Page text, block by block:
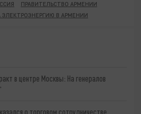
ПРАВИТЕЛЬСТВО АРМЕНИИ
ЭЛЕКТРОЭНЕРГИЮ В АРМЕНИИ
в центре Москвы: На генералов
о торговом сотрудничестве